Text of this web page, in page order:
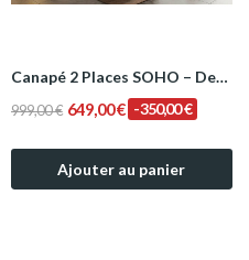
Canapé 2 Places SOHO – Design Bulbe en Velours...
999,00 € 649,00 € -350,00 €
Ajouter au panier